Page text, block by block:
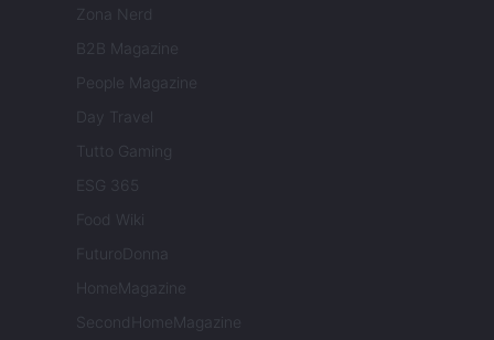
Zona Nerd
B2B Magazine
People Magazine
Day Travel
Tutto Gaming
ESG 365
Food Wiki
FuturoDonna
HomeMagazine
SecondHomeMagazine